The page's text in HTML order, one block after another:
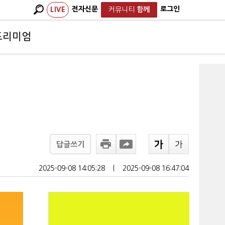
LIVE 전자신문 커뮤니티 함께 로그인
리미엄
답글쓰기
2025-09-08 14:05:28 2025-09-08 16:47:04